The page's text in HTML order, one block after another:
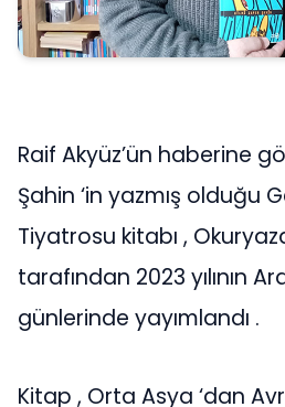
Raif Akyüz’ün haberine
Şahin ‘in yazmış olduğu
Tiyatrosu kitabı ,
tarafından 2023 yılının
günlerinde yayımlandı .
Kitap , Orta Asya ‘dan